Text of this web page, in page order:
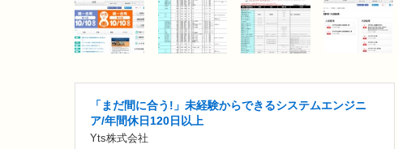
「まだ間に合う!」未経験からできるシステムエンジニ
ア/年間休日120日以上
Yts株式会社